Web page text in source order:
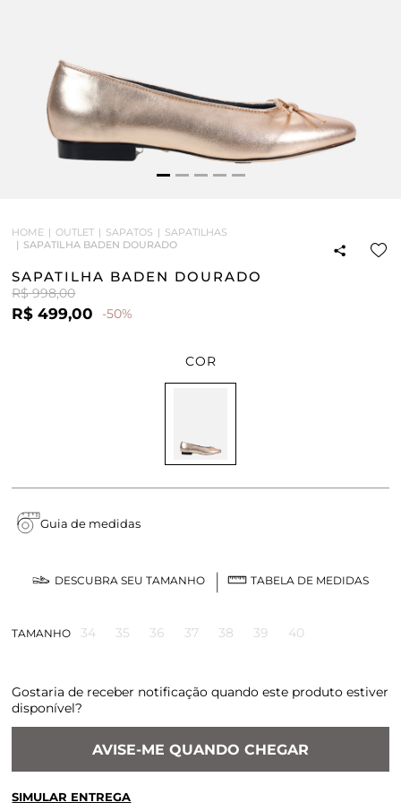
HOME OUTLET SAPATOS
SAPATILHAS
SAPATILHA BADEN DOURADO
SAPATILHA BADEN DOURADO
R$ 998,00
R$ 499,00 -50%
COR
Guia de medidas
DESCUBRA SEU TAMANHO TABELA DE MEDIDAS
TAMANHO 34 35 36 37 38 39 40
Gostaria de receber notificação quando este produto estiver
disponível?
AVISE-ME QUANDO CHEGAR
SIMULAR ENTREGA